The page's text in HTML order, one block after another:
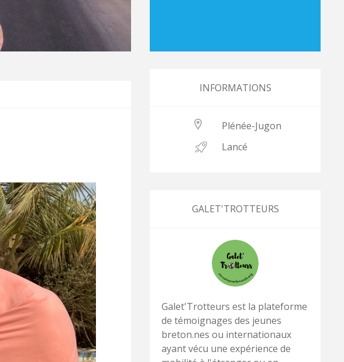
INFORMATIONS
Plénée-Jugon
Lancé
GALET'TROTTEURS
Galet'Trotteurs est la plateforme
de témoignages des jeunes
breton.nes ou internationaux
ayant vécu une expérience de